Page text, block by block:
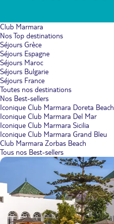
Club Marmara
Nos Top destinations
Séjours Grèce
Séjours Espagne
Séjours Maroc
Séjours Bulgarie
Séjours France
Toutes nos destinations
Nos Best-sellers
Iconique Club Marmara Doreta Beach
Iconique Club Marmara Del Mar
Iconique Club Marmara Sicilia
Iconique Club Marmara Grand Bleu
Club Marmara Zorbas Beach
Tous nos Best-sellers